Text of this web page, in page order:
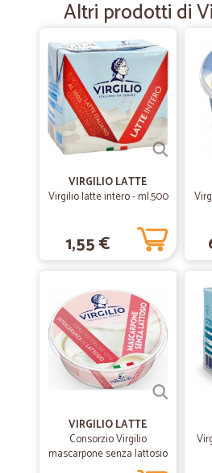
pochino alti.
—Domenico P.
Esperienza di acquisto molo
Facile da utilizzare, in generale prezzi
accurato
—Roberto B.
Puntuali e precisi
Puntuali, precisi, prodotti conformi
Precisi e veloci mi trovo benissimo
Precisi e veloci mi trovo benissimo. Bravi
—Erika M.
C’è vasta scelta sul sito. Il personale è
rispondono in poco tempo se hai dei
e trasporto veloce nonostante il tempo
Altri prodotti di
VIRGILIO LATTE
Virgilio latte intero - ml.500
1,55 €
VIRGILIO LATTE
Consorzio Virgilio
mascarpone senza lattosio